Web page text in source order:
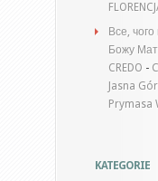
Все,
Божу
CREDO -
Jasna
Prymasa
KATEGORIE